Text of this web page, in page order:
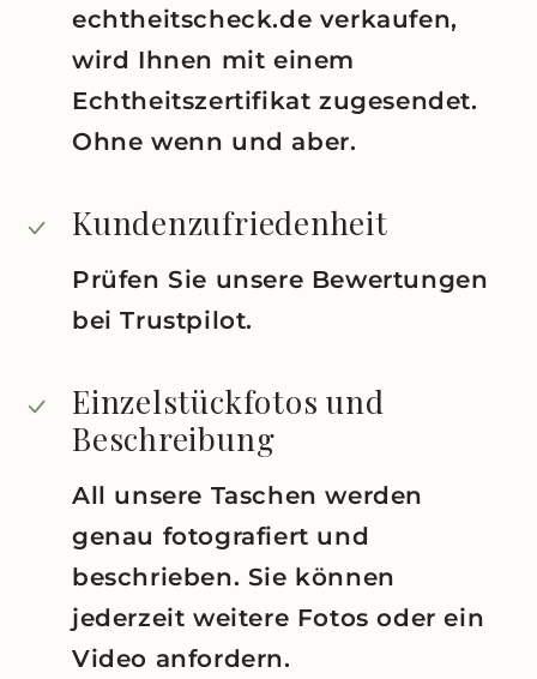
echtheitscheck.de verkaufen,
wird Ihnen mit einem
Echtheitszertifikat zugesendet.
Ohne wenn und aber.
Kundenzufriedenheit
Prüfen Sie unsere Bewertungen
bei Trustpilot.
Einzelstückfotos und
Beschreibung
All unsere Taschen werden
genau fotografiert und
beschrieben. Sie können
jederzeit weitere Fotos oder ein
Video anfordern.